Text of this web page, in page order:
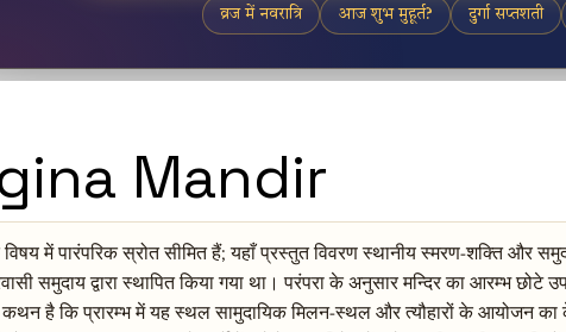
Mandir
विषय में पारंपरिक स्रोत सीमित हैं; यहाँ प्रस्तुत विवरण स्थानीय स्मरण-शक्ति और
समुदाय द्वारा स्थापित किया गया था। परंपरा के अनुसार मन्दिर का आरम्भ
कथन है कि प्रारम्भ में यह स्थल सामुदायिक मिलन-स्थल और त्यौहारों के आयोजन का